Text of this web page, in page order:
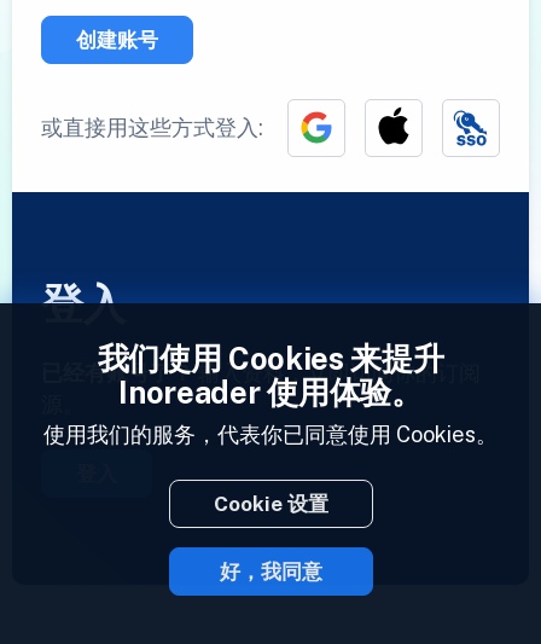
创建账号
或直接用这些方式登入:
登入
已经有账号了？输入资料，立即访问你的订阅
2023 © Inoreader
我们使用 Cookies 来提升
Inoreader 使用体验。
使用我们的服务，代表你已同意使用 Cookies。
Cookie 设置
好，我同意